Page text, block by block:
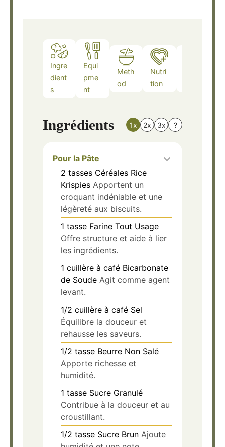
Ingre
dient
s
Equi
pme
nt
Meth
od
Nutri
tion
Ingrédients 1x 2x 3x ?
Pour la Pâte
2 tasses Céréales Rice
Krispies Apportent un
croquant indéniable et une
légèreté aux biscuits.
1 tasse Farine Tout Usage
Offre structure et aide à lier
les ingrédients.
1 cuillère à café Bicarbonate
de Soude Agit comme agent
levant.
1/2 cuillère à café Sel
Équilibre la douceur et
rehausse les saveurs.
1/2 tasse Beurre Non Salé
Apporte richesse et
humidité.
1 tasse Sucre Granulé
Contribue à la douceur et au
croustillant.
1/2 tasse Sucre Brun Ajoute